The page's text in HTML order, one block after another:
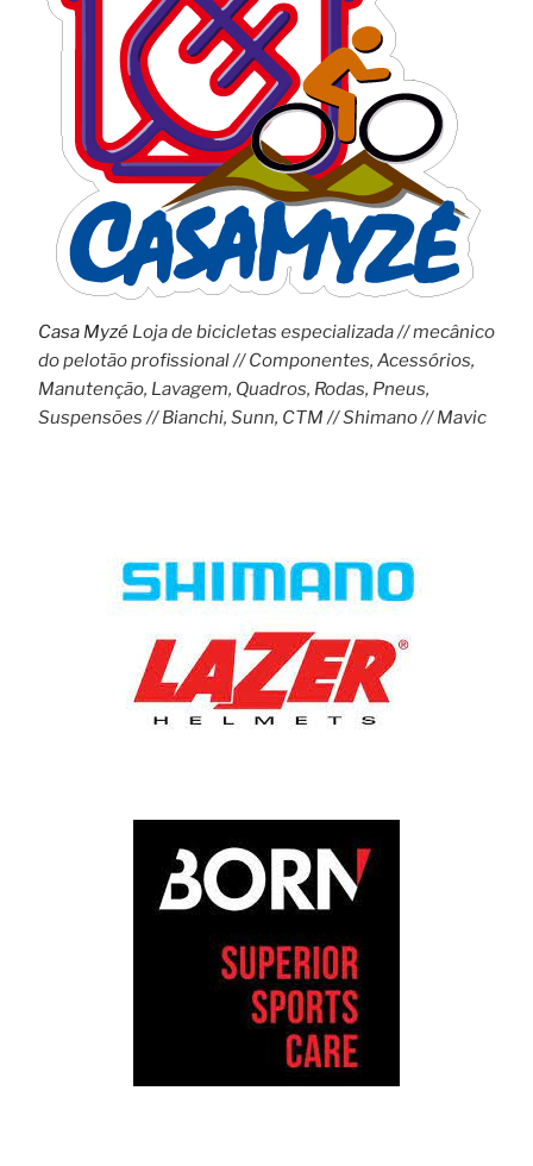
Casa MyzéLoja de bicicletas especializada // mecânico
do pelotão profissional // Componentes, Acessórios,
Manutenção, Lavagem, Quadros, Rodas, Pneus,
Suspensões // Bianchi, Sunn, CTM // Shimano // Mavic